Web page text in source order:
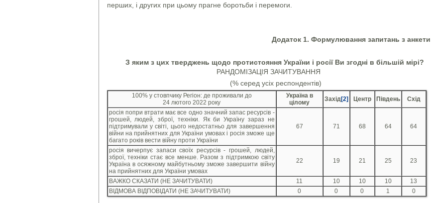
перших, і других при цьому прагне боротьби і перемоги.
Додаток 1. Формулювання запитань з анкети
З яким з цих тверджень щодо протистояння України і росії Ви згодні в більшій мірі?
РАНДОМІЗАЦІЯ ЗАЧИТУВАННЯ
(% серед усіх респондентів)
100% у стовпчику Регіон: де проживали до
24 лютого 2022 року
Україна в
цілому
Захід[2] Центр Південь
Схід
росія попри втрати має все одно значний запас ресурсів -
грошей, людей, зброї, техніки. Як би Україну зараз не
підтримували у світі, цього недостатньо для завершення
війни на прийнятних для України умовах і росія зможе ще
багато років вести війну проти України
67 71 68 64 64
росія вичерпує запаси своїх ресурсів - грошей, людей,
зброї, техніки стає все менше. Разом з підтримкою світу
Україна в осяжному майбутньому зможе завершити війну
на прийнятних для України умовах
22 19 21 25 23
ВАЖКО СКАЗАТИ (НЕ ЗАЧИТУВАТИ) 11 10 10 10
13
ВІДМОВА ВІДПОВІДАТИ (НЕ ЗАЧИТУВАТИ)
0 0 0 1 0